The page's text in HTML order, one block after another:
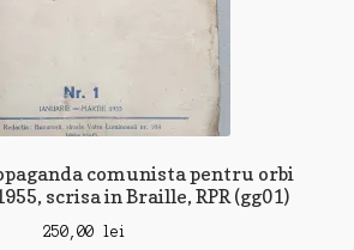
comunista pentru orbi
scrisa in Braille, RPR (gg01)
250,00 lei